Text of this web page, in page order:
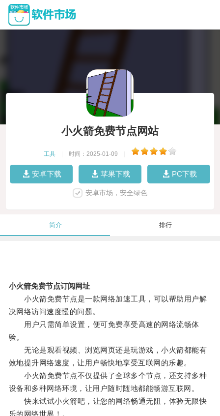
小火箭免费节点网站
工具 时间：2025-01-09
安卓下载 苹果下载 PC下载
安卓市场，安全绿色
简介 排行
小火箭免费节点订阅网址
小火箭免费节点是一款网络加速工具，可以帮助用户解
决网络访问速度慢的问题。
用户只需简单设置，便可免费享受高速的网络流畅体
验。
无论是观看视频、浏览网页还是玩游戏，小火箭都能有
效地提升网络速度，让用户畅快地享受互联网的乐趣。
小火箭免费节点不仅提供了全球多个节点，还支持多种
设备和多种网络环境，让用户随时随地都能畅游互联网。
快来试试小火箭吧，让您的网络畅通无阻，体验无限快
乐的网络世界！。